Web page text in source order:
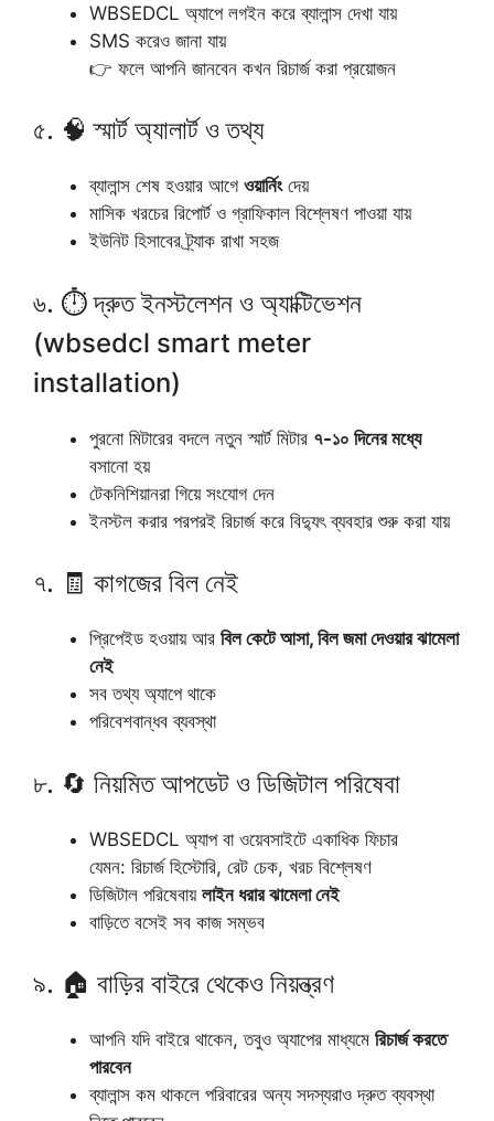
WBSEDCL অ্যাপে লগইন করে ব্যালান্স দেখা যায়
SMS করেও জানা যায়
👉 ফলে আপনি জানবেন কখন রিচার্জ করা প্রয়োজন
৫. 🧠 স্মার্ট অ্যালার্ট ও তথ্য
ব্যালান্স শেষ হওয়ার আগে ওয়ার্নিংদেয়
মাসিক খরচের রিপোর্ট ও গ্রাফিকাল বিশ্লেষণ পাওয়া যায়
ইউনিট হিসাবের ট্র্যাক রাখা সহজ
৬. ⏱️ দ্রুত ইনস্টলেশন ও অ্যাক্টিভেশন
(wbsedcl smart meter
installation)
পুরনো মিটারের বদলে নতুন স্মার্ট মিটার ৭-১০ দিনের মধ্যে
বসানো হয়
টেকনিশিয়ানরা গিয়ে সংযোগ দেন
ইনস্টল করার পরপরই রিচার্জ করে বিদ্যুৎ ব্যবহার শুরু করা যায়
৭. 🧾 কাগজের বিল নেই
প্রিপেইড হওয়ায় আর বিল কেটে আসা, বিল জমা দেওয়ার ঝামেলা
নেই
সব তথ্য অ্যাপে থাকে
পরিবেশবান্ধব ব্যবস্থা
৮. 🔄 নিয়মিত আপডেট ও ডিজিটাল পরিষেবা
WBSEDCL অ্যাপ বা ওয়েবসাইটে একাধিক ফিচার
যেমন: রিচার্জ হিস্টোরি, রেট চেক, খরচ বিশ্লেষণ
ডিজিটাল পরিষেবায় লাইন ধরার ঝামেলা নেই
বাড়িতে বসেই সব কাজ সম্ভব
৯. 🏠 বাড়ির বাইরে থেকেও নিয়ন্ত্রণ
আপনি যদি বাইরে থাকেন, তবুও অ্যাপের মাধ্যমে রিচার্জ করতে
পারবেন
ব্যালান্স কম থাকলে পরিবারের অন্য সদস্যরাও দ্রুত ব্যবস্থা